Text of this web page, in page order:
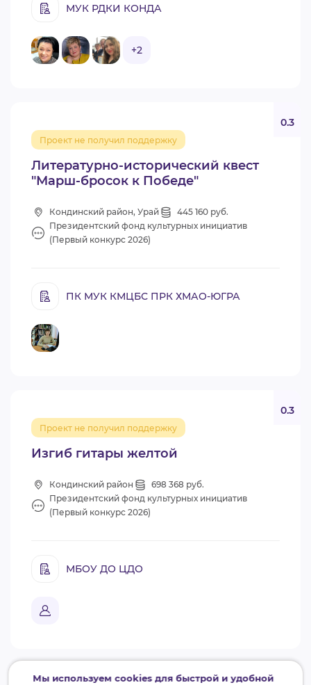
МУК РДКИ КОНДА
+2
Литературно-исторический квест
"Марш-бросок к Победе"
Проект не получил поддержку
0.3
Кондинский район, Урай
445 160 руб.
Президентский фонд культурных инициатив
(Первый конкурс 2026)
ПК МУК КМЦБС ПРК ХМАО-ЮГРА
Изгиб гитары желтой
Проект не получил поддержку
0.3
Кондинский район
698 368 руб.
Президентский фонд культурных инициатив
(Первый конкурс 2026)
МБОУ ДО ЦДО
Мы используем cookies для быстрой и удобной